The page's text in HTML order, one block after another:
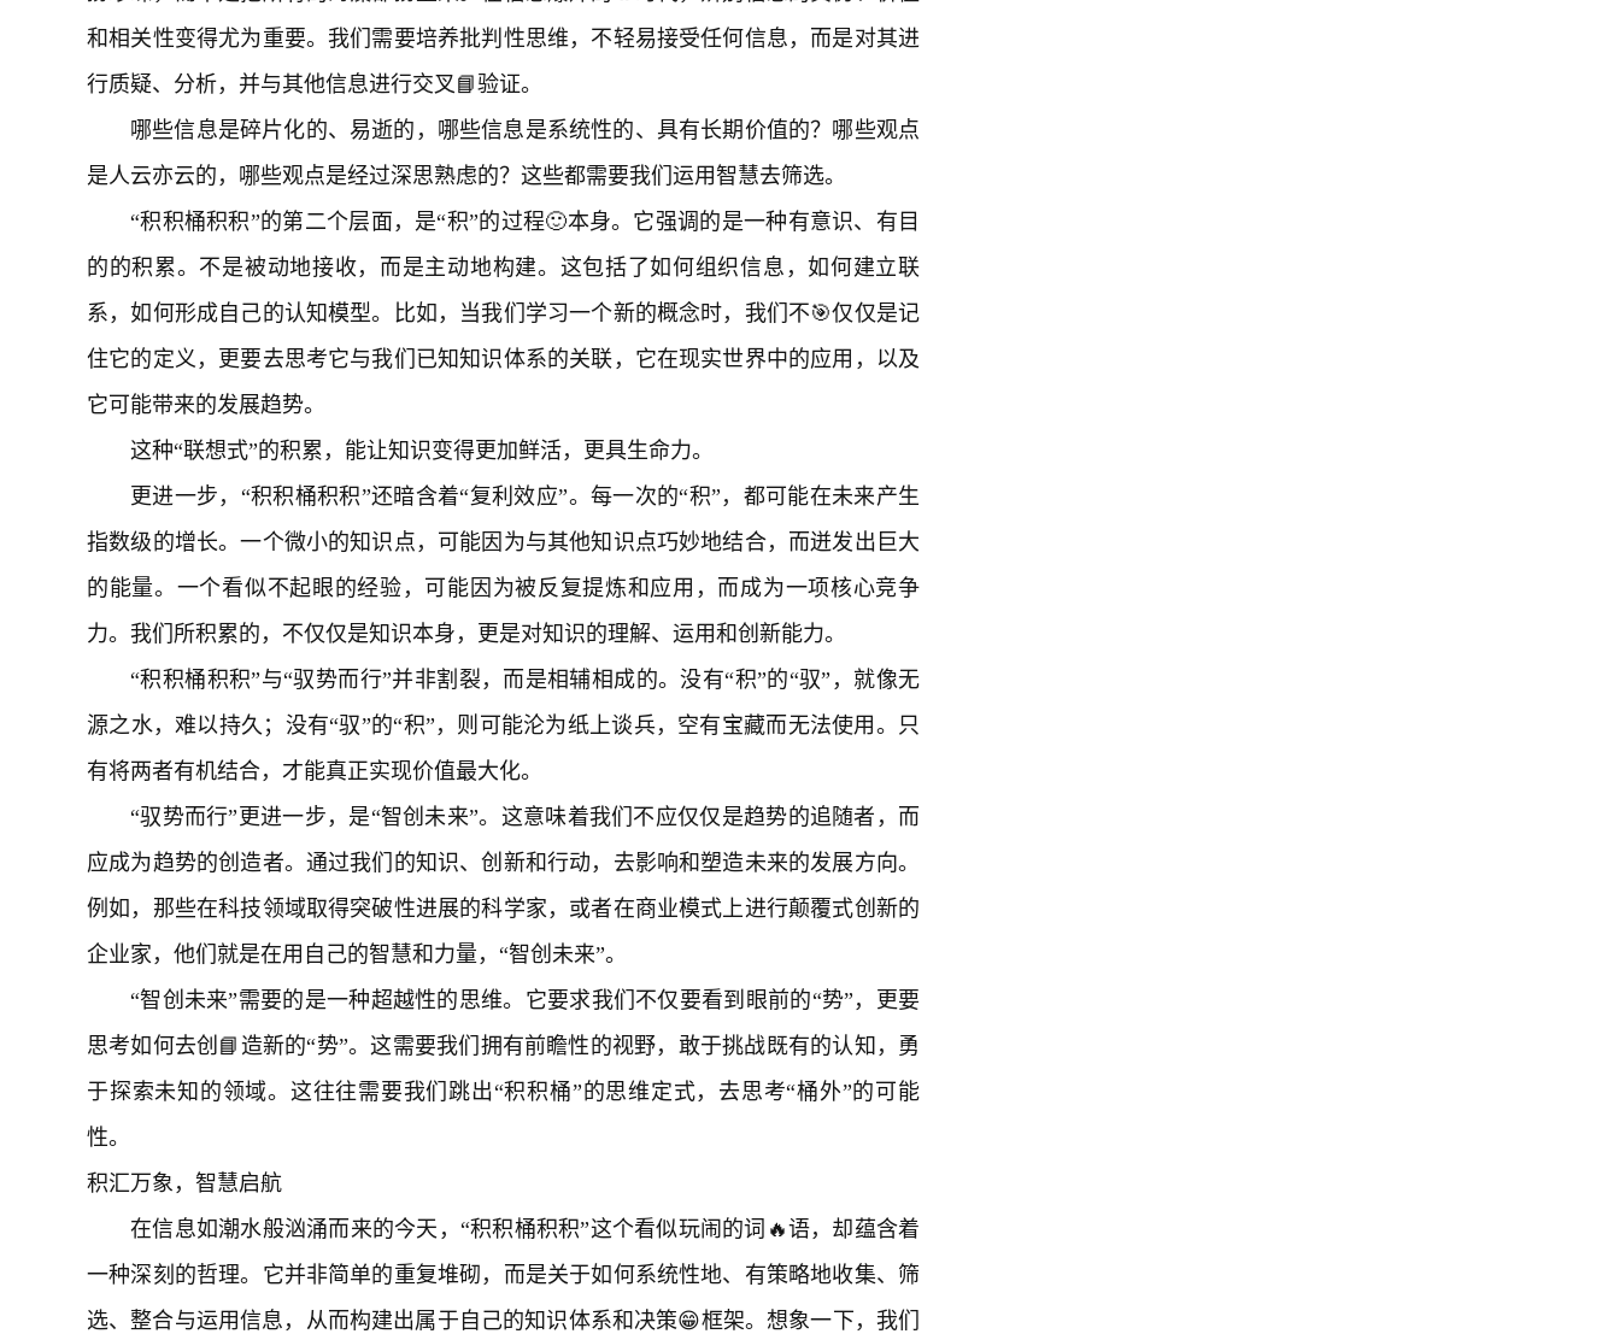
和相关性变得尤为重要。我们需要培养批判性思维，不轻易接受任何信息，而是对其进
行质疑、分析，并与其他信息进行交叉📘验证。
哪些信息是碎片化的、易逝的，哪些信息是系统性的、具有长期价值的？哪些观点
是人云亦云的，哪些观点是经过深思熟虑的？这些都需要我们运用智慧去筛选。
“积积桶积积”的第二个层面，是“积”的过程🙂本身。它强调的是一种有意识、有目
的的积累。不是被动地接收，而是主动地构建。这包括了如何组织信息，如何建立联
系，如何形成自己的认知模型。比如，当我们学习一个新的概念时，我们不🎯仅仅是记
住它的定义，更要去思考它与我们已知知识体系的关联，它在现实世界中的应用，以及
它可能带来的发展趋势。
这种“联想式”的积累，能让知识变得更加鲜活，更具生命力。
更进一步，“积积桶积积”还暗含着“复利效应”。每一次的“积”，都可能在未来产生
指数级的增长。一个微小的知识点，可能因为与其他知识点巧妙地结合，而迸发出巨大
的能量。一个看似不起眼的经验，可能因为被反复提炼和应用，而成为一项核心竞争
力。我们所积累的，不仅仅是知识本身，更是对知识的理解、运用和创新能力。
“积积桶积积”与“驭势而行”并非割裂，而是相辅相成的。没有“积”的“驭”，就像无
源之水，难以持久；没有“驭”的“积”，则可能沦为纸上谈兵，空有宝藏而无法使用。只
有将两者有机结合，才能真正实现价值最大化。
“驭势而行”更进一步，是“智创未来”。这意味着我们不应仅仅是趋势的追随者，而
应成为趋势的创造者。通过我们的知识、创新和行动，去影响和塑造未来的发展方向。
例如，那些在科技领域取得突破性进展的科学家，或者在商业模式上进行颠覆式创新的
企业家，他们就是在用自己的智慧和力量，“智创未来”。
“智创未来”需要的是一种超越性的思维。它要求我们不仅要看到眼前的“势”，更要
思考如何去创📘造新的“势”。这需要我们拥有前瞻性的视野，敢于挑战既有的认知，勇
于探索未知的领域。这往往需要我们跳出“积积桶”的思维定式，去思考“桶外”的可能
性。
积汇万象，智慧启航
在信息如潮水般汹涌而来的今天，“积积桶积积”这个看似玩闹的词🔥语，却蕴含着
一种深刻的哲理。它并非简单的重复堆砌，而是关于如何系统性地、有策略地收集、筛
选、整合与运用信息，从而构建出属于自己的知识体系和决策😁框架。想象一下，我们